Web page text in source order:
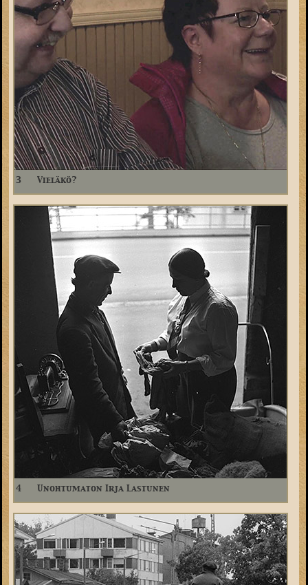
3 Vieläkö?
4 Unohtumaton Irja Lastunen